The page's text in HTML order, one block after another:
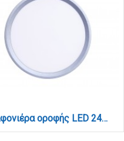
Πλαφονιέρα οροφής LED 24W 3CCT (by switch on base) σε ασημί απόχρωση D:30x2,5cm (42036-D-Silver)